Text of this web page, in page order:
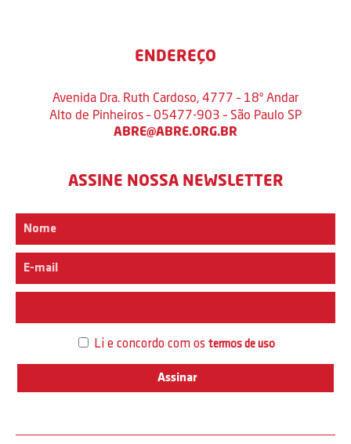
ENDEREÇO
Avenida Dra. Ruth Cardoso, 4777 – 18º Andar
Alto de Pinheiros – 05477-903 – São Paulo SP
ABRE@ABRE.ORG.BR
ASSINE NOSSA NEWSLETTER
Li e concordo com os termos de uso